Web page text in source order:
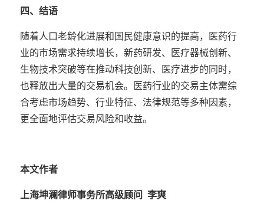
四、结语
随着人口老龄化进展和国民健康意识的提高，医药行
业的市场需求持续增长，新药研发、医疗器械创新、
生物技术突破等在推动科技创新、医疗进步的同时，
也释放出大量的交易机会。医药行业的交易主体需综
合考虑市场趋势、行业特征、法律规范等多种因素，
更全面地评估交易风险和收益。
本文作者
上海坤澜律师事务所高级顾问 李爽